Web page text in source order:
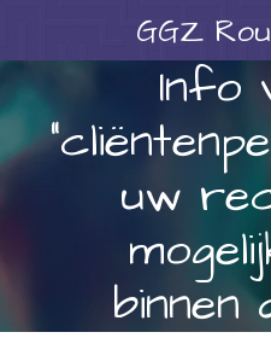
direct
hoofdinhoud
GGZ
Info
uw
binnen